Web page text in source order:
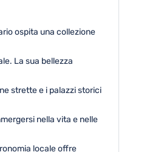
ospita una collezione
La sua bellezza
strette e i palazzi storici
nella vita e nelle
locale offre